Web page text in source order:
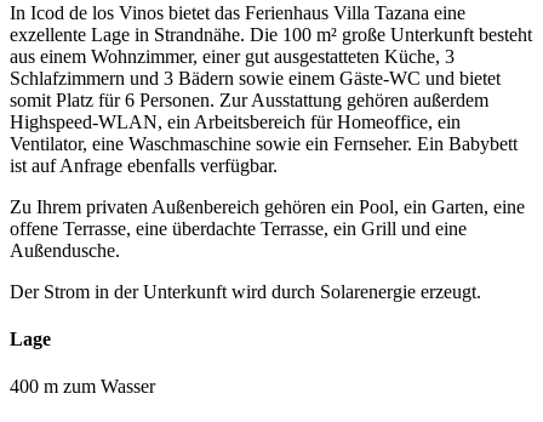
In Icod de los Vinos bietet das Ferienhaus Villa Tazana eine
exzellente Lage in Strandnähe. Die 100 m² große Unterkunft besteht
aus einem Wohnzimmer, einer gut ausgestatteten Küche, 3
Schlafzimmern und 3 Bädern sowie einem Gäste-WC und bietet
somit Platz für 6 Personen. Zur Ausstattung gehören außerdem
Highspeed-WLAN, ein Arbeitsbereich für Homeoffice, ein
Ventilator, eine Waschmaschine sowie ein Fernseher. Ein Babybett
ist auf Anfrage ebenfalls verfügbar.
Zu Ihrem privaten Außenbereich gehören ein Pool, ein Garten, eine
offene Terrasse, eine überdachte Terrasse, ein Grill und eine
Außendusche.
Der Strom in der Unterkunft wird durch Solarenergie erzeugt.
Lage
400 m zum Wasser